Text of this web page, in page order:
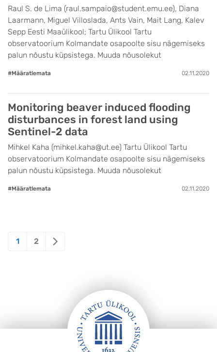
Raul S. de Lima (raul.sampaio@student.emu.ee), Diana
Laarmann, Miguel Villoslada, Ants Vain, Mait Lang, Kalev
Sepp Eesti Maaülikool; Tartu Ülikool Tartu
observatoorium Kolmandate osapoolte sisu nägemiseks
palun nõustu küpsistega. Muuda nõusolekut
#Määratlemata 02.11.2020
Monitoring beaver induced flooding
disturbances in forest land using
Sentinel-2 data
Mihkel Kaha (mihkel.kaha@ut.ee) Tartu Ülikool Tartu
observatoorium Kolmandate osapoolte sisu nägemiseks
palun nõustu küpsistega. Muuda nõusolekut
#Määratlemata 02.11.2020
Posts
1 2